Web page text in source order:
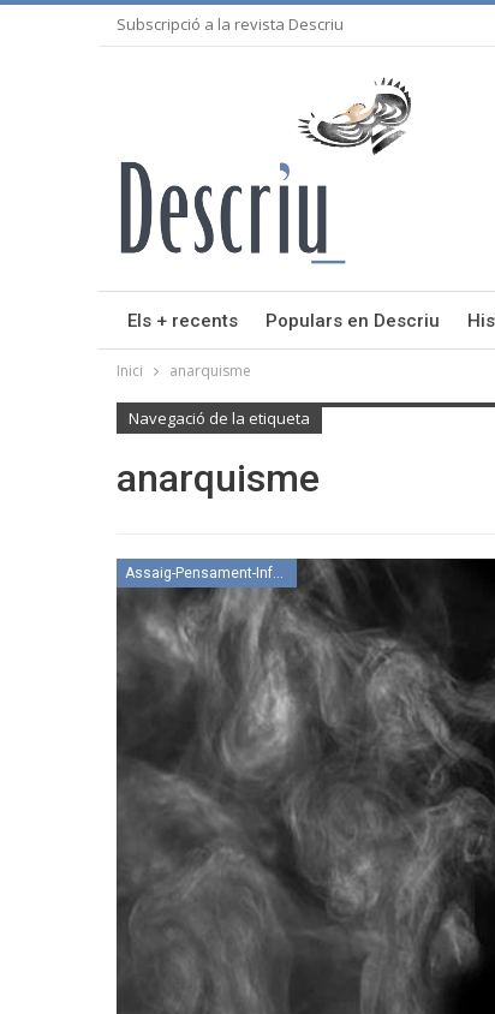
Subscripció a la revista Descriu
Els + recents Populars en Descriu
Inici anarquisme
Navegació de la etiqueta
anarquisme
Assaig-Pensament-Informació